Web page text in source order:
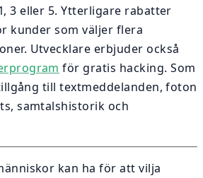
3 eller 5. Ytterligare rabatter
kunder som väljer flera
Utvecklare erbjuder också
för gratis hacking. Som
till textmeddelanden, foton
samtalshistorik och
kan ha för att vilja